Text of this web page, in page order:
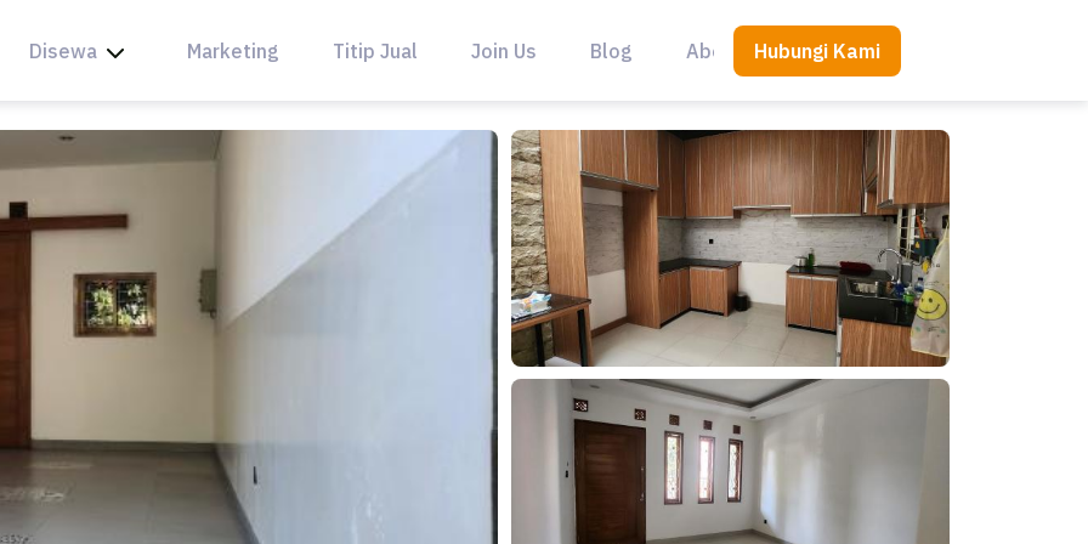
Disewa Marketing Titip Jual Join Us Blog About UsHubungi Kami